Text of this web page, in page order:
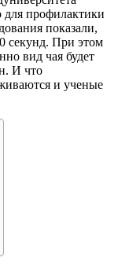
для профилактики
показали,
секунд. При этом
вид чая будет
И что
и ученые